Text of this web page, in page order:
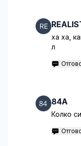
ха ха,
л
84A
Колко